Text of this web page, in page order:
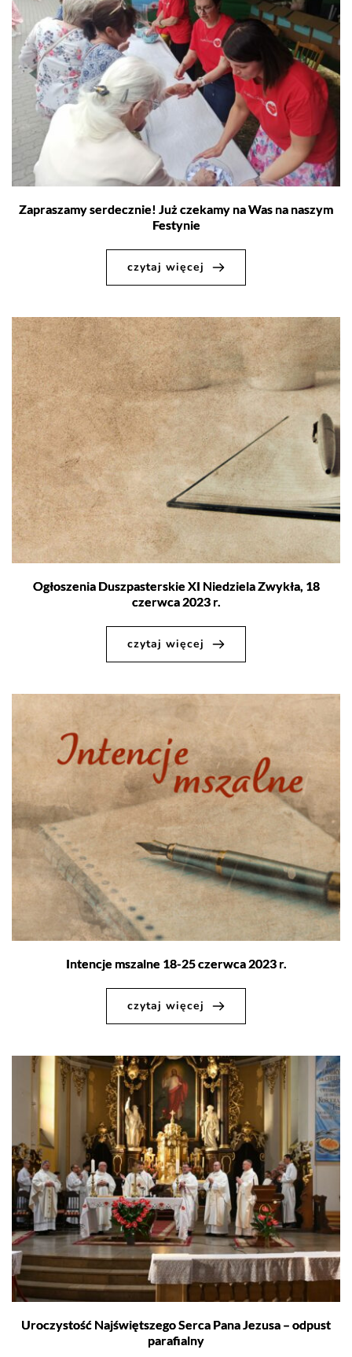
Zapraszamy serdecznie! Już czekamy na Was na naszym
Festynie
czytaj więcej
Ogłoszenia Duszpasterskie XI Niedziela Zwykła, 18
czerwca 2023 r.
czytaj więcej
Intencje mszalne 18-25 czerwca 2023 r.
czytaj więcej
Uroczystość Najświętszego Serca Pana Jezusa – odpust
parafialny